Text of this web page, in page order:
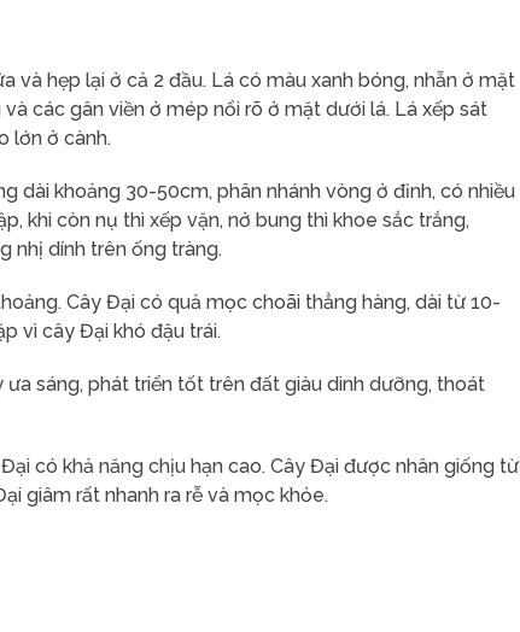
và hẹp lại ở cả 2 đầu. Lá có màu xanh bóng, nhẵn ở mặt
các gân viền ở mép nổi rõ ở mặt dưới lá. Lá xếp sát
lớn ở cành.
dài khoảng 30-50cm, phân nhánh vòng ở đỉnh, có nhiều
khi còn nụ thì xếp vặn, nở bung thì khoe sắc trắng,
nhị dính trên ống tràng.
Cây Đại có quả mọc choãi thẳng hàng, dài từ 10-
vì cây Đại khó đậu trái.
sáng, phát triển tốt trên đất giàu dinh dưỡng, thoát
có khả năng chịu hạn cao. Cây Đại được nhân giống từ
giâm rất nhanh ra rễ và mọc khỏe.